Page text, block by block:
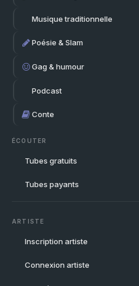
Musique traditionnelle
Poésie & Slam
Gag & humour
Podcast
Conte
ÉCOUTER
Tubes gratuits
Tubes payants
ARTISTE
Inscription artiste
Connexion artiste